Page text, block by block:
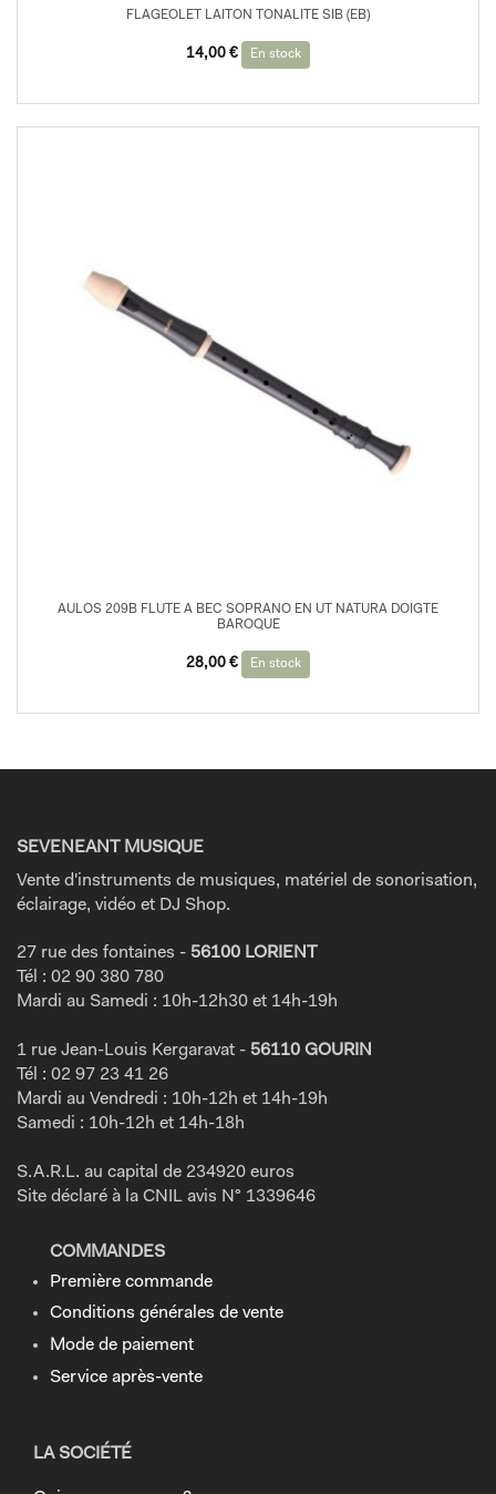
FLAGEOLET LAITON TONALITE SIB (EB)
14,00 € En stock
AULOS 209B FLUTE A BEC SOPRANO EN UT NATURA DOIGTE
BAROQUE
28,00 € En stock
SEVENEANT MUSIQUE
Vente d'instruments de musiques, matériel de sonorisation,
éclairage, vidéo et DJ Shop.
27 rue des fontaines - 56100 LORIENT
Tél : 02 90 380 780
Mardi au Samedi : 10h-12h30 et 14h-19h
1 rue Jean-Louis Kergaravat - 56110 GOURIN
Tél : 02 97 23 41 26
Mardi au Vendredi : 10h-12h et 14h-19h
Samedi : 10h-12h et 14h-18h
S.A.R.L. au capital de 234920 euros
Site déclaré à la CNIL avis N° 1339646
COMMANDES
Première commande
Conditions générales de vente
Mode de paiement
Service après-vente
LA SOCIÉTÉ